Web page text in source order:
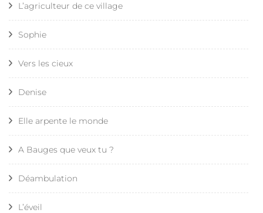
L’agriculteur de ce village
Sophie
Vers les cieux
Denise
Elle arpente le monde
A Bauges que veux tu ?
Déambulation
L’éveil